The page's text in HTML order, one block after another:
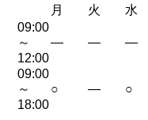
月 火 水
09:00
～
12:00
— — —
09:00
～
18:00
○ — ○